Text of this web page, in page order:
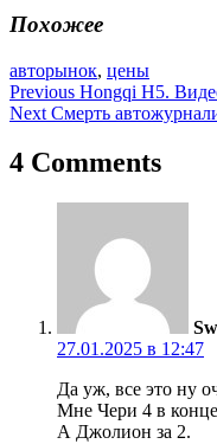
Похожее
авторынок, цены
Навигация
по
записям
Previous Hongqi H5.
Next Смерть
4 Comments
27.01.2025 в 12:47
Да уж, все это ну
Мне Чери 4 в конце
А Джолион за 2.